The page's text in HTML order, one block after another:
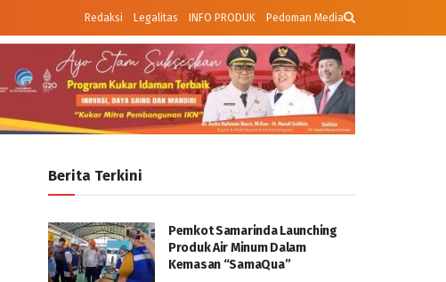
Redaksi Legalitas INFO PRODUK Pedoman Media
Berita Terkini
Pemkot Samarinda Launching
Produk Air Minum Dalam
Kemasan “SamaQua”